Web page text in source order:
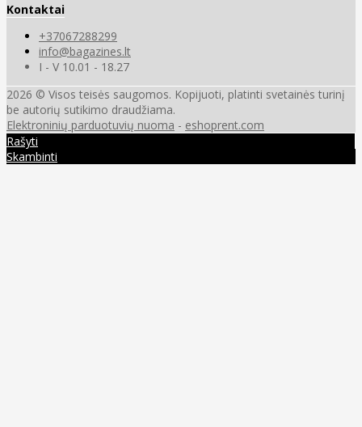
Kontaktai
+37067288299
info@bagazines.lt
I - V 10.01 - 18.27
2026 © Visos teisės saugomos. Kopijuoti, platinti svetainės turinį
be autorių sutikimo draudžiama.
Elektroninių parduotuvių nuoma - eshoprent.com
Rašyti
Skambinti